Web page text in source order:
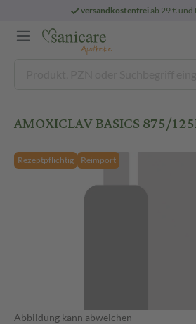
versandkostenfreiab 29 € und
AMOXICLAV BASICS 875/
Rezeptpflichtig Reimport
Abbildung kann abweichen